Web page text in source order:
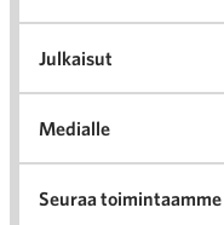
Julkaisut
Medialle
Seuraa toimintaamme